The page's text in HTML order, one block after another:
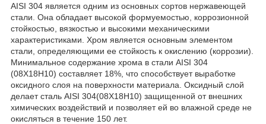
AISI 304 является одним из основных сортов нержавеющей
стали. Она обладает высокой формуемостью, коррозионной
стойкостью, вязкостью и высокими механическими
характеристиками. Хром является основным элементом
стали, определяющими ее стойкость к окислению (коррозии).
Минимальное содержание хрома в стали AISI 304
(08Х18Н10) составляет 18%, что способствует выработке
оксидного слоя на поверхности материала. Оксидный слой
делает сталь AISI 304(08Х18Н10) защищенной от внешних
химических воздействий и позволяет ей во влажной среде не
окисляться в течение 150 лет.